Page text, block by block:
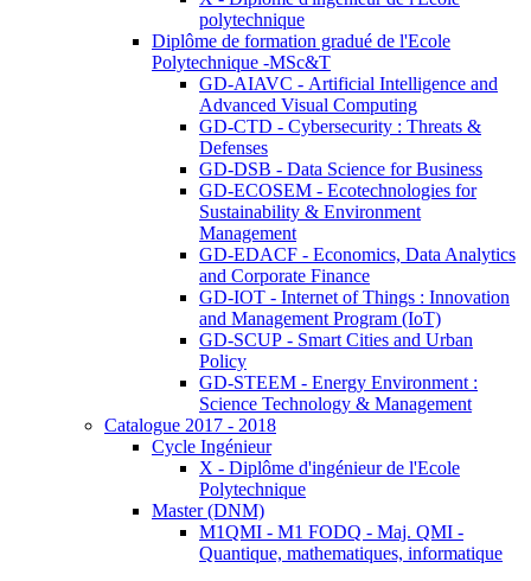
polytechnique
Diplôme de formation gradué de l'Ecole
Polytechnique -MSc&T
GD-AIAVC - Artificial Intelligence and
Advanced Visual Computing
GD-CTD - Cybersecurity : Threats &
Defenses
GD-DSB - Data Science for Business
GD-ECOSEM - Ecotechnologies for
Sustainability & Environment
Management
GD-EDACF - Economics, Data Analytics
and Corporate Finance
GD-IOT - Internet of Things : Innovation
and Management Program (IoT)
GD-SCUP - Smart Cities and Urban
Policy
GD-STEEM - Energy Environment :
Science Technology & Management
Catalogue 2017 - 2018
Cycle Ingénieur
X - Diplôme d'ingénieur de l'Ecole
Polytechnique
Master (DNM)
M1QMI - M1 FODQ - Maj. QMI -
Quantique, mathematiques, informatique